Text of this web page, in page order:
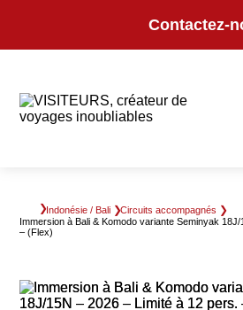
Contactez-
Indonésie / Bali
Circuits accompagnés
Immersion à Bali & Komodo variante Seminyak 18J/
– (Flex)